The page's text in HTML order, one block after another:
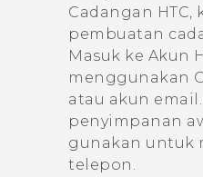
Cadangan HTC
pembuatan
Masuk ke Akun
menggunakan
atau akun
penyimpanan
gunakan untuk
telepon.